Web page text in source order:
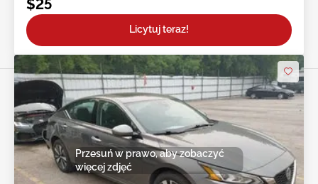
$25
Licytuj teraz!
Przesuń w prawo, aby zobaczyć
więcej zdjęć